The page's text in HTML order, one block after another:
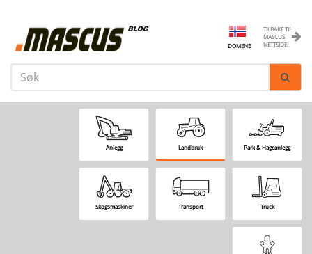
TILBAKE TIL
MASCUS
NETTSIDE
DOMENE
Anlegg Landbruk Park & Hageanlegg
Skogsmaskiner Transport Truck